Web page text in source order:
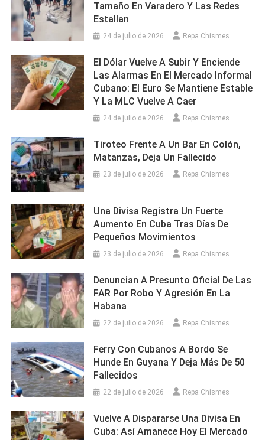
Tamaño En Varadero Y Las Redes
Estallan
24 de julio de 2026 Repa Chismes
El Dólar Vuelve A Subir Y Enciende
Las Alarmas En El Mercado Informal
Cubano: El Euro Se Mantiene Estable
Y La MLC Vuelve A Caer
24 de julio de 2026 Repa Chismes
Tiroteo Frente A Un Bar En Colón,
Matanzas, Deja Un Fallecido
23 de julio de 2026 Repa Chismes
Una Divisa Registra Un Fuerte
Aumento En Cuba Tras Días De
Pequeños Movimientos
23 de julio de 2026 Repa Chismes
Denuncian A Presunto Oficial De Las
FAR Por Robo Y Agresión En La
Habana
22 de julio de 2026 Repa Chismes
Ferry Con Cubanos A Bordo Se
Hunde En Guyana Y Deja Más De 50
Fallecidos
22 de julio de 2026 Repa Chismes
Vuelve A Dispararse Una Divisa En
Cuba: Así Amanece Hoy El Mercado